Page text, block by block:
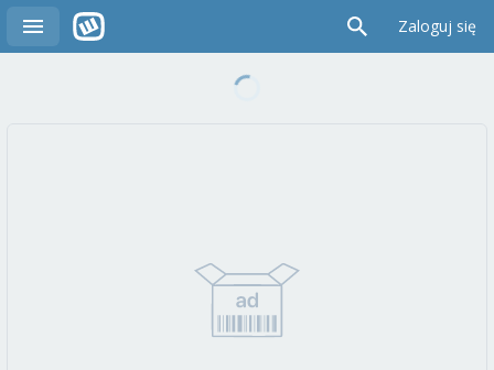
Zaloguj się